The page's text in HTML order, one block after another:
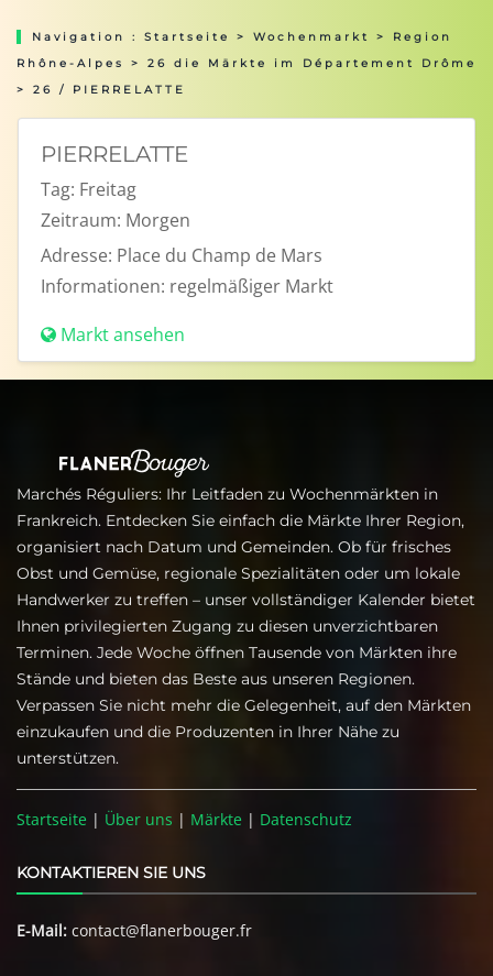
Navigation : Startseite > Wochenmarkt > Region
Rhône-Alpes
> 26 die Märkte im Département Drôme
> 26 / PIERRELATTE
PIERRELATTE
Tag: Freitag
Zeitraum: Morgen
Adresse: Place du Champ de Mars
Informationen: regelmäßiger Markt
Markt ansehen
Marchés Réguliers: Ihr Leitfaden zu Wochenmärkten in
Frankreich. Entdecken Sie einfach die Märkte Ihrer Region,
organisiert nach Datum und Gemeinden. Ob für frisches
Obst und Gemüse, regionale Spezialitäten oder um lokale
Handwerker zu treffen – unser vollständiger Kalender bietet
Ihnen privilegierten Zugang zu diesen unverzichtbaren
Terminen. Jede Woche öffnen Tausende von Märkten ihre
Stände und bieten das Beste aus unseren Regionen.
Verpassen Sie nicht mehr die Gelegenheit, auf den Märkten
einzukaufen und die Produzenten in Ihrer Nähe zu
unterstützen.
Startseite | Über uns | Märkte | Datenschutz
KONTAKTIEREN SIE UNS
E-Mail: contact@flanerbouger.fr